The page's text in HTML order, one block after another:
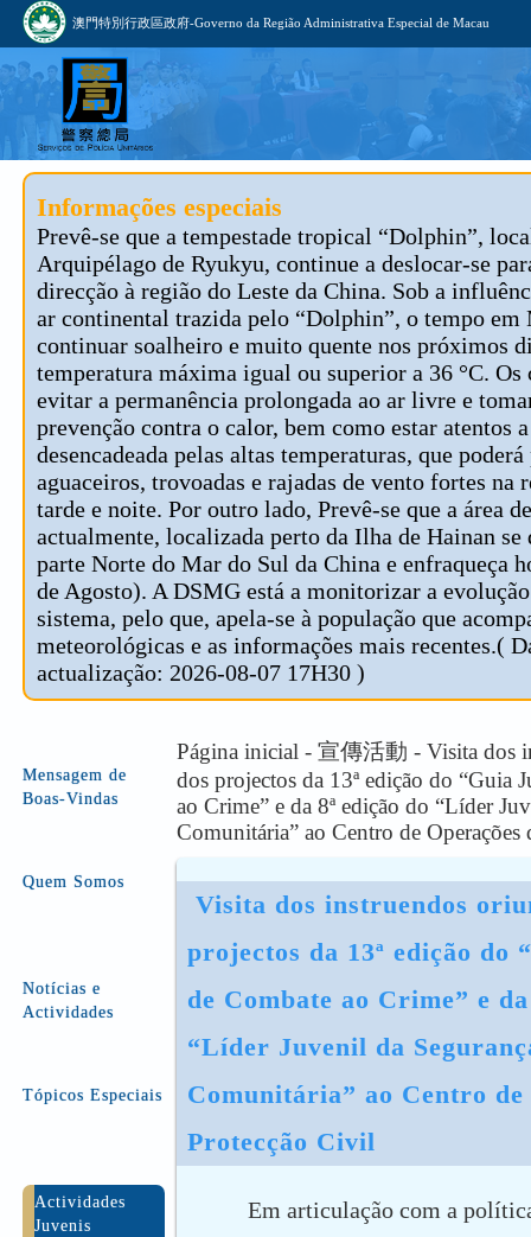
澳門特別行政區政府-Governo da Região Administrativa Especial de Macau
Informações especiais
Prevê-se que a tempestade tropical “Dolphin”,
Arquipélago de Ryukyu, continue a deslocar-se
direcção à região do Leste da China. Sob a
ar continental trazida pelo “Dolphin”, o tempo em
continuar soalheiro e muito quente nos próximos
temperatura máxima igual ou superior a 36 °C. Os
evitar a permanência prolongada ao ar livre e
prevenção contra o calor, bem como estar atentos
desencadeada pelas altas temperaturas, que
aguaceiros, trovoadas e rajadas de vento fortes na
tarde e noite. Por outro lado, Prevê-se que a área
actualmente, localizada perto da Ilha de Hainan se
parte Norte do Mar do Sul da China e enfraqueça
de Agosto). A DSMG está a monitorizar a
sistema, pelo que, apela-se à população que
meteorológicas e as informações mais recentes.(
actualização: 2026-08-07 17H30 )
Mensagem de
Boas-Vindas
Quem Somos
Notícias e
Actividades
Tópicos Especiais
Actividades
Juvenis
Página inicial - 宣傳活動 - Visita dos
dos projectos da 13ª edição do “Guia
ao Crime” e da 8ª edição do “Líder
Comunitária” ao Centro de
projectos da 13ª edição do
de Combate ao Crime” e
“Líder Juvenil da
Comunitária” ao Centro de
Protecção Civil
Em articulação com a